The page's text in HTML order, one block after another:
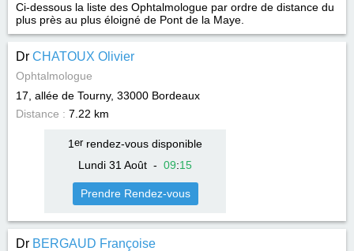
Ci-dessous la liste des Ophtalmologue par ordre de distance du
plus près au plus éloigné de Pont de la Maye.
Dr CHATOUX Olivier
Ophtalmologue
17, allée de Tourny, 33000 Bordeaux
Distance : 7.22 km
1 errendez-vous disponible
Lundi 31 Août - 09:15
Prendre Rendez-vous
Dr BERGAUD Françoise